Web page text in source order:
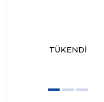
TÜKENDI